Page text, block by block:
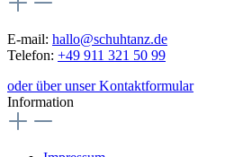
E-mail: hallo@schuhtanz.de
Telefon: +49 911 321 50 99
oder über unser Kontaktformular
Information